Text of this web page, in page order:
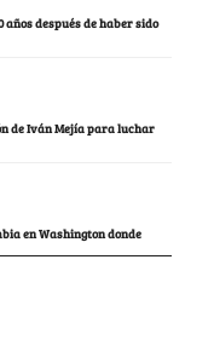
después de haber sido
de Iván Mejía para luchar
en Washington donde